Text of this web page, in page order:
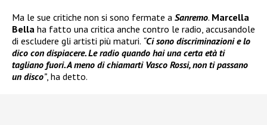
Ma le sue critiche non si sono fermate a Sanremo. Marcella
Bella ha fatto una critica anche contro le radio, accusandole
di escludere gli artisti più maturi. “Ci sono discriminazioni e lo
dico con dispiacere. Le radio quando hai una certa età ti
tagliano fuori. A meno di chiamarti Vasco Rossi, non ti passano
un disco”, ha detto.